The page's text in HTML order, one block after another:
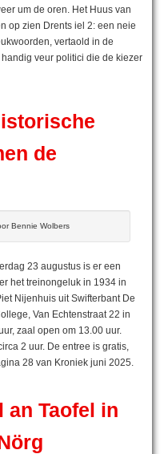
um de oren. Het Huus van
op zien Drents iel 2: een neie
vertaold in de
veur politici die de kiezer
de
Bennie Wolbers
23 augustus is er een
het treinongeluk in 1934 in
Nijenhuis uit Swifterbant De
Van Echtenstraat 22 in
zaal open om 13.00 uur.
2 uur. De entree is gratis,
28 van Kroniek juni 2025.
an Taofel in